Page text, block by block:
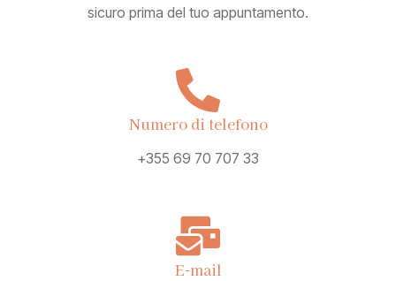
sicuro prima del tuo appuntamento.
Numero di telefono
+355 69 70 707 33
E-mail